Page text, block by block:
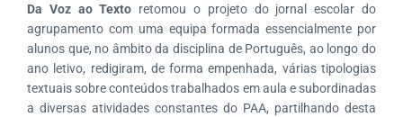
Da Voz ao Texto retomou o projeto do jornal escolar do
agrupamento com uma equipa formada essencialmente por
alunos que, no âmbito da disciplina de Português, ao longo do
ano letivo, redigiram, de forma empenhada, várias tipologias
textuais sobre conteúdos trabalhados em aula e subordinadas
a diversas atividades constantes do PAA, partilhando desta